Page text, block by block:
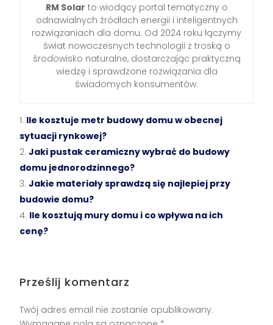
RM Solar to wiodący portal tematyczny o
odnawialnych źródłach energii i inteligentnych
rozwiązaniach dla domu. Od 2024 roku łączymy
świat nowoczesnych technologii z troską o
środowisko naturalne, dostarczając praktyczną
wiedzę i sprawdzone rozwiązania dla
świadomych konsumentów.
Ile kosztuje metr budowy domu w obecnej
sytuacji rynkowej?
Jaki pustak ceramiczny wybrać do budowy
domu jednorodzinnego?
Jakie materiały sprawdzą się najlepiej przy
budowie domu?
Ile kosztują mury domu i co wpływa na ich
cenę?
Prześlij komentarz
Twój adres email nie zostanie opublikowany.